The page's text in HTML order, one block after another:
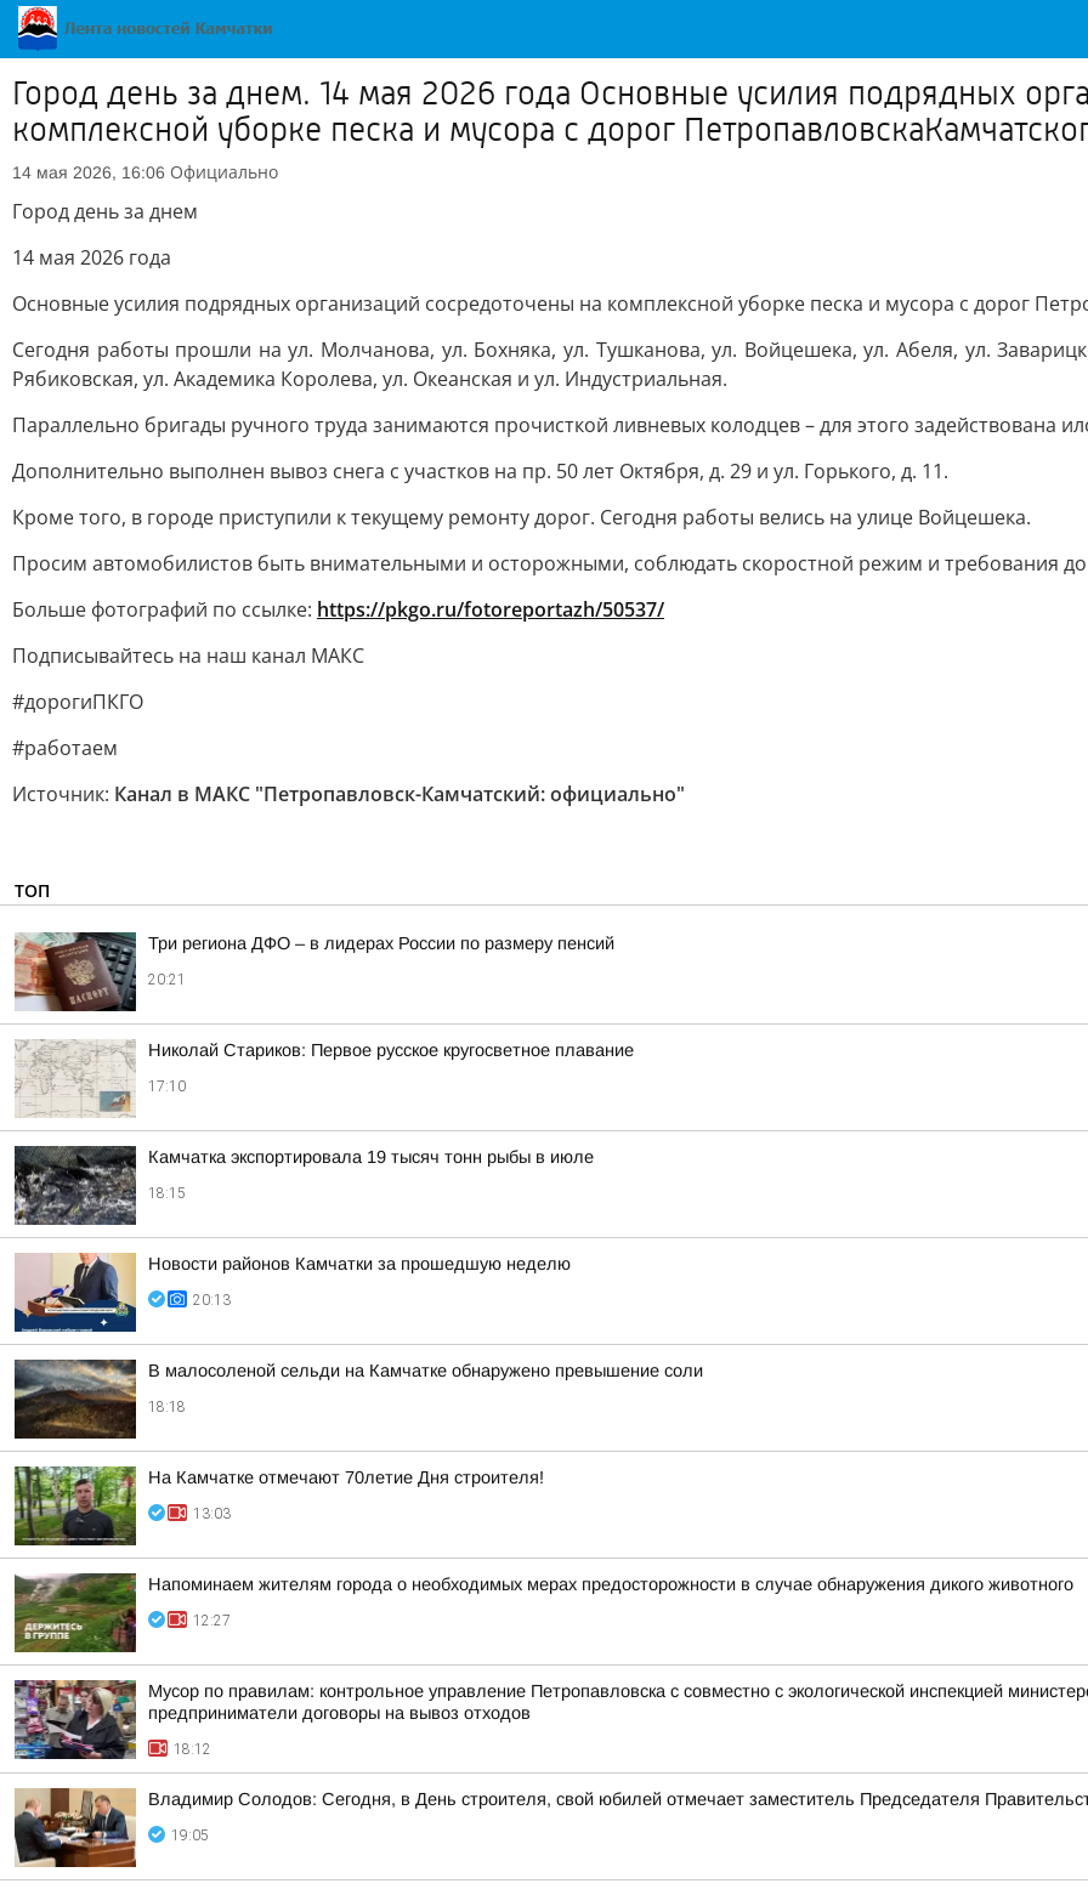
Город день за днем. 14 мая 2026 года Основные усилия подрядных
комплексной уборке песка и мусора с дорог
14 мая 2026, 16:06 Официально
Город день за днем
14 мая 2026 года
Основные усилия подрядных организаций сосредоточены на комплексной уборке песка и мусора с дорог
Сегодня работы прошли на ул. Молчанова, ул. Бохняка, ул. Тушканова, ул. Войцешека, ул. Абеля, ул.
Рябиковская, ул. Академика Королева, ул. Океанская и ул. Индустриальная.
Параллельно бригады ручного труда занимаются прочисткой ливневых колодцев – для этого задействована
Дополнительно выполнен вывоз снега с участков на пр. 50 лет Октября, д. 29 и ул. Горького, д. 11.
Кроме того, в городе приступили к текущему ремонту дорог. Сегодня работы велись на улице Войцешека.
Просим автомобилистов быть внимательными и осторожными, соблюдать скоростной режим и требования
Больше фотографий по ссылке: https://pkgo.ru/fotoreportazh/50537/
Подписывайтесь на наш канал МАКС
#дорогиПКГО
#работаем
Источник: Канал в МАКС "Петропавловск-Камчатский: официально"
ТОП
Три региона ДФО – в лидерах России по размеру пенсий
20:21
Николай Стариков: Первое русское кругосветное плавание
17:10
Камчатка экспортировала 19 тысяч тонн рыбы в июле
18:15
Новости районов Камчатки за прошедшую неделю
20:13
В малосоленой сельди на Камчатке обнаружено превышение соли
18:18
На Камчатке отмечают 70летие Дня строителя!
13:03
Напоминаем жителям города о необходимых мерах предосторожности в случае обнаружения дикого животного
12:27
Мусор по правилам: контрольное управление Петропавловска с совместно с экологической инспекцией
предприниматели договоры на вывоз отходов
18:12
Владимир Солодов: Сегодня, в День строителя, свой юбилей отмечает заместитель Председателя
19:05